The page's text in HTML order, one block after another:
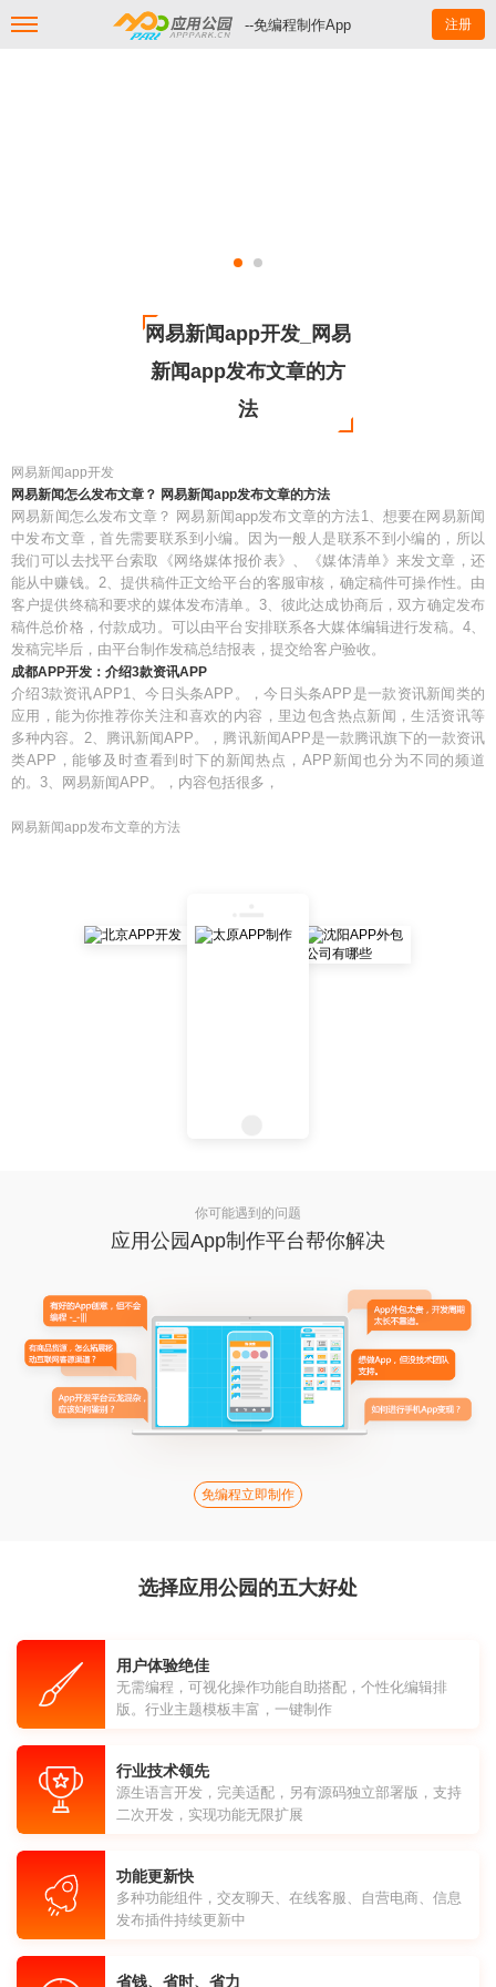
--免编程制作App 注册
网易新闻app开发_网易
新闻app发布文章的方
法
网易新闻app开发
网易新闻怎么发布文章？ 网易新闻app发布文章的方法
网易新闻怎么发布文章？ 网易新闻app发布文章的方法1、想要在网易新闻
中发布文章，首先需要联系到小编。因为一般人是联系不到小编的，所以
我们可以去找平台索取《网络媒体报价表》、《媒体清单》来发文章，还
能从中赚钱。2、提供稿件正文给平台的客服审核，确定稿件可操作性。由
客户提供终稿和要求的媒体发布清单。3、彼此达成协商后，双方确定发布
稿件总价格，付款成功。可以由平台安排联系各大媒体编辑进行发稿。4、
发稿完毕后，由平台制作发稿总结报表，提交给客户验收。
成都APP开发：介绍3款资讯APP
介绍3款资讯APP1、今日头条APP。，今日头条APP是一款资讯新闻类的
应用，能为你推荐你关注和喜欢的内容，里边包含热点新闻，生活资讯等
多种内容。2、腾讯新闻APP。，腾讯新闻APP是一款腾讯旗下的一款资讯
类APP，能够及时查看到时下的新闻热点，APP新闻也分为不同的频道
的。3、网易新闻APP。，内容包括很多，
网易新闻app发布文章的方法
你可能遇到的问题
应用公园App制作平台帮你解决
免编程立即制作
选择应用公园的五大好处
用户体验绝佳
无需编程，可视化操作功能自助搭配，个性化编辑排
版。行业主题模板丰富，一键制作
行业技术领先
源生语言开发，完美适配，另有源码独立部署版，支持
二次开发，实现功能无限扩展
功能更新快
多种功能组件，交友聊天、在线客服、自营电商、信息
发布插件持续更新中
省钱、省时、省力